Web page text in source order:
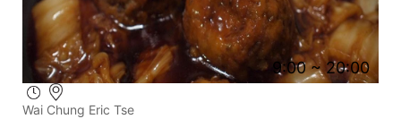
9:00 ~ 20:00
Wai Chung Eric Tse